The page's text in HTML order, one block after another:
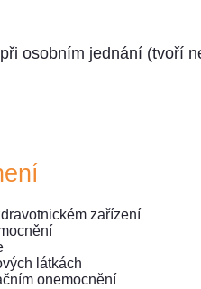
osobním jednání (tvoří
zařízení
látkách
onemocnění